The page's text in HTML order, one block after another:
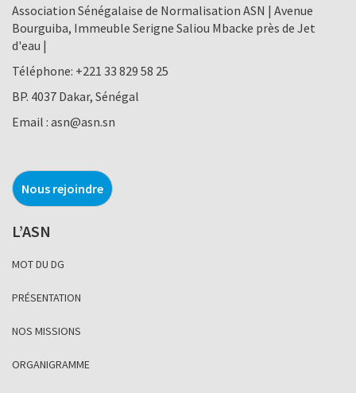
Association Sénégalaise de Normalisation ASN | Avenue
Bourguiba, Immeuble Serigne Saliou Mbacke près de Jet
d'eau |
Téléphone: +221 33 829 58 25
BP. 4037 Dakar, Sénégal
Email : asn@asn.sn
Nous rejoindre
L’ASN
MOT DU DG
PRÉSENTATION
NOS MISSIONS
ORGANIGRAMME